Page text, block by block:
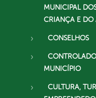
MUNICIPAL
CRIANÇA E DO
CONSELHOS
MUNICÍPIO
CULTURA,